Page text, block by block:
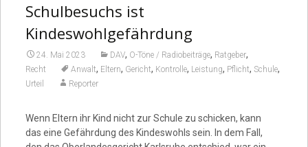
Schulbesuchs ist
Kindeswohlgefährdung
24. Mai 2023 DAV, O-Töne / Radiobeiträge, Ratgeber,
Recht Anwalt, Eltern, Gericht, Kontrolle, Leistung, Pflicht, Schule,
Urteil Reporter
Wenn Eltern ihr Kind nicht zur Schule zu schicken, kann
das eine Gefährdung des Kindeswohls sein. In dem Fall,